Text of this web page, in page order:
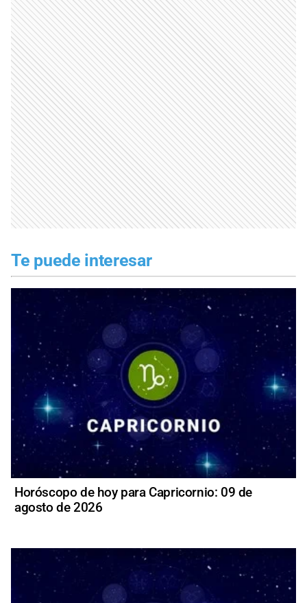
Te puede interesar
Horóscopo de hoy para Capricornio: 09 de
agosto de 2026